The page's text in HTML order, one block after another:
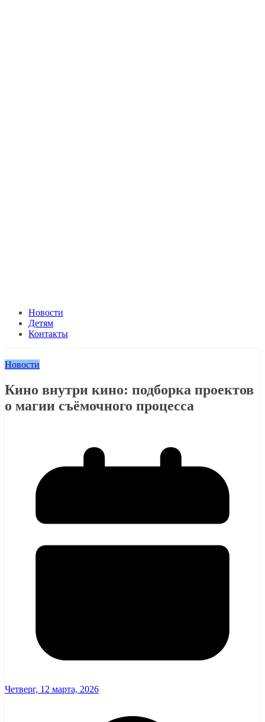
Новости
Детям
Контакты
Новости
Кино внутри кино: подборка проектов
о магии съёмочного процесса
Четверг, 12 марта, 2026